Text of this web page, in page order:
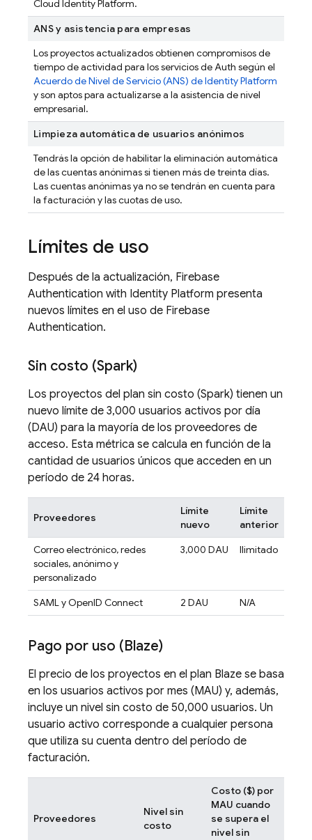
Cloud Identity Platform.
ANS y asistencia para empresas
Los proyectos actualizados obtienen compromisos de
tiempo de actividad para los servicios de Auth según el
Acuerdo de Nivel de Servicio (ANS) de Identity Platform
y son aptos para actualizarse a la asistencia de nivel
empresarial.
Limpieza automática de usuarios anónimos
Tendrás la opción de habilitar la eliminación automática
de las cuentas anónimas si tienen más de treinta días.
Las cuentas anónimas ya no se tendrán en cuenta para
la facturación y las cuotas de uso.
Límites de uso
Después de la actualización, Firebase
Authentication with Identity Platform presenta
nuevos límites en el uso de Firebase
Authentication.
Sin costo (Spark)
Los proyectos del plan sin costo (Spark) tienen un
nuevo límite de 3,000 usuarios activos por día
(DAU) para la mayoría de los proveedores de
acceso. Esta métrica se calcula en función de la
cantidad de usuarios únicos que acceden en un
período de 24 horas.
Proveedores
Límite
nuevo
Límite
anterior
Correo electrónico, redes
sociales, anónimo y
personalizado
3,000 DAU Ilimitado
SAML y OpenID Connect 2 DAU N/A
Pago por uso (Blaze)
El precio de los proyectos en el plan Blaze se basa
en los usuarios activos por mes (MAU) y, además,
incluye un nivel sin costo de 50,000 usuarios. Un
usuario activo corresponde a cualquier persona
que utiliza su cuenta dentro del período de
facturación.
Proveedores
Nivel sin
costo
Costo ($) por
MAU cuando
se supera el
nivel sin